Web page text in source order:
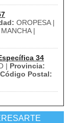
OROPESA |
|
34
| Provincia:
Código Postal: